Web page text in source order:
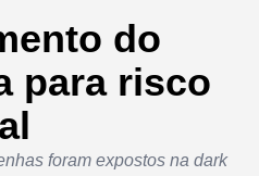
do
para risco
foram expostos na dark